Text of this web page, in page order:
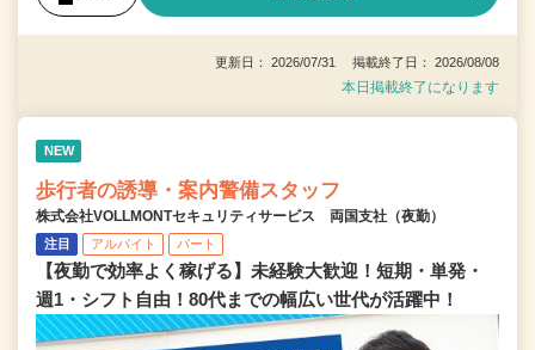
更新日： 2026/07/31 掲載終了日： 2026/08/08
本日掲載終了になります
NEW
歩行者の誘導・案内警備スタッフ
株式会社VOLLMONTセキュリティサービス 両国支社（夜勤）
注目 アルバイト パート
【夜勤で効率よく稼げる】未経験大歓迎！短期・単発・
週1・シフト自由！80代までの幅広い世代が活躍中！